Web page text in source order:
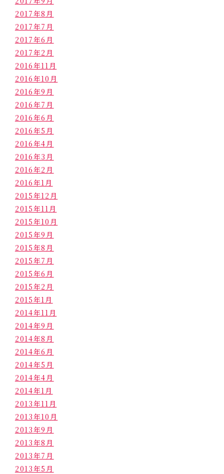
2017年8月
2017年7月
2017年6月
2017年2月
2016年11月
2016年10月
2016年9月
2016年7月
2016年6月
2016年5月
2016年4月
2016年3月
2016年2月
2016年1月
2015年12月
2015年11月
2015年10月
2015年9月
2015年8月
2015年7月
2015年6月
2015年2月
2015年1月
2014年11月
2014年9月
2014年8月
2014年6月
2014年5月
2014年4月
2014年1月
2013年11月
2013年10月
2013年9月
2013年8月
2013年7月
2013年5月